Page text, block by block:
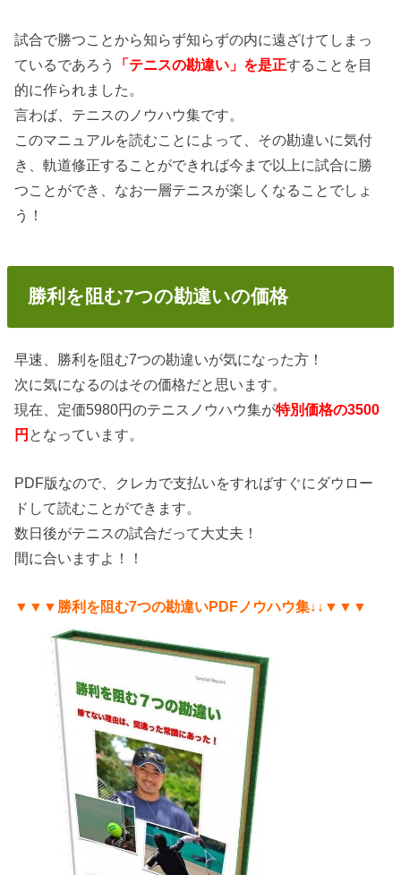
試合で勝つことから知らず知らずの内に遠ざけてしまっ
ているであろう
「テニスの勘違い」を是正することを目
的に作られました。
言わば、テニスのノウハウ集です。
このマニュアルを読むことによって、その勘違いに気付
き、軌道修正することができれば今まで以上に試合に勝
つことができ、なお一層テニスが楽しくなることでしょ
う！
勝利を阻む7つの勘違いの価格
早速、勝利を阻む7つの勘違いが気になった方！
次に気になるのはその価格だと思います。
現在、定価5980円のテニスノウハウ集が特別価格の3500
円 となっています。
PDF版なので、クレカで支払いをすればすぐにダウロー
ドして読むことができます。
数日後がテニスの試合だって大丈夫！
間に合いますよ！！
▼▼▼勝利を阻む7つの勘違いPDFノウハウ集↓↓▼▼▼